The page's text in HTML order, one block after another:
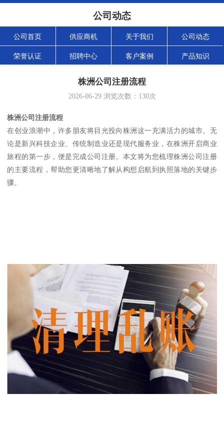
公司动态
公司首页 供应商机 关于我们 公司动态
荣誉认证 招聘中心 客户案例 产品知识
株洲公司注册流程
2026-06-29浏览次数： 130次
株洲公司注册流程
在创业浪潮中，许多朋友将目光投向株洲这一充满活力的城市。无
论是新兴科技企业、传统制造业还是现代服务业，在株洲开启商业
旅程的第一步，便是完成公司注册。本文将为您梳理株洲公司注册
的主要流程，帮助您更清晰地了解从构想启航到执照落地的关键步
骤。